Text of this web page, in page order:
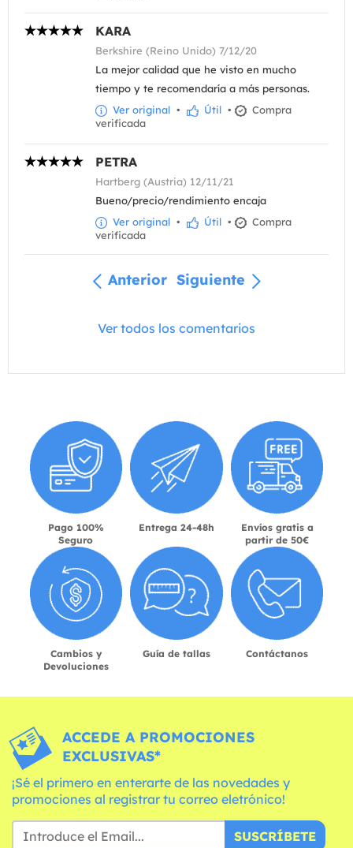
KARA
Berkshire (Reino Unido) 7/12/20
La mejor calidad que he visto en mucho
tiempo y te recomendaría a más personas.
Ver original • Útil •
Compra
verificada
PETRA
Hartberg (Austria) 12/11/21
Bueno/precio/rendimiento encaja
Ver original • Útil •
Compra
verificada
Anterior Siguiente
Ver todos los comentarios
Pago 100%
Seguro
Entrega 24-48h
Envíos gratis a
partir de 50€
Cambios y
Devoluciones
Guía de tallas Contáctanos
ACCEDE A PROMOCIONES
EXCLUSIVAS*
¡Sé el primero en enterarte de las novedades y
promociones al registrar tu correo eletrónico!
SUSCRÍBETE